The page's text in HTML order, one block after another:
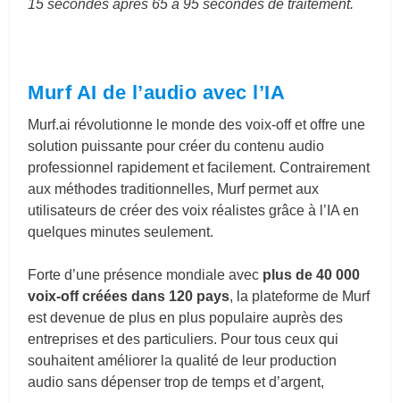
15 secondes après 65 à 95 secondes de traitement.
Murf AI de l’audio avec l’IA
Murf.ai révolutionne le monde des voix-off et offre une
solution puissante pour créer du contenu audio
professionnel rapidement et facilement. Contrairement
aux méthodes traditionnelles, Murf permet aux
utilisateurs de créer des voix réalistes grâce à l’IA en
quelques minutes seulement.
Forte d’une présence mondiale avec plus de 40 000
voix-off créées dans 120 pays, la plateforme de Murf
est devenue de plus en plus populaire auprès des
entreprises et des particuliers. Pour tous ceux qui
souhaitent améliorer la qualité de leur production
audio sans dépenser trop de temps et d’argent,